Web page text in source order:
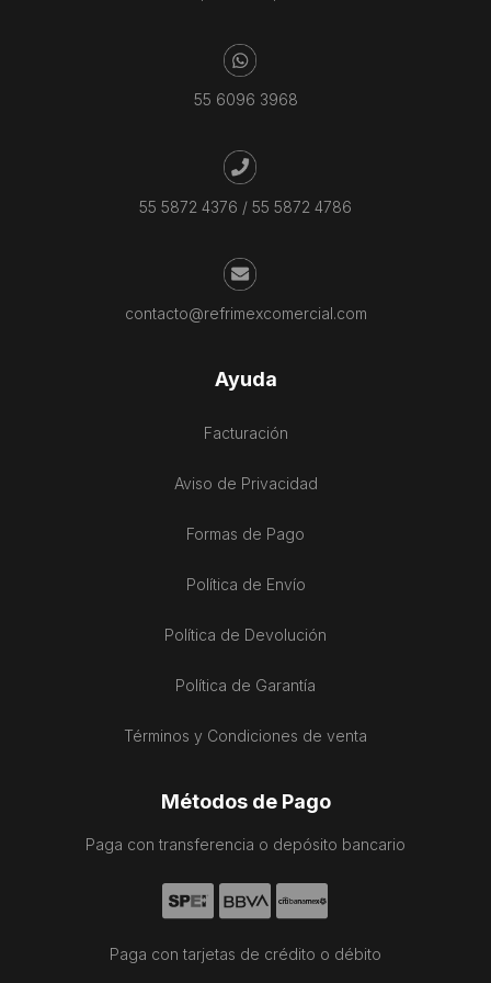
55 6096 3968
55 5872 4376 / 55 5872 4786
contacto@refrimexcomercial.com
Ayuda
Facturación
Aviso de Privacidad
Formas de Pago
Política de Envío
Política de Devolución
Política de Garantía
Términos y Condiciones de venta
Métodos de Pago
Paga con transferencia o depósito bancario
Paga con tarjetas de crédito o débito